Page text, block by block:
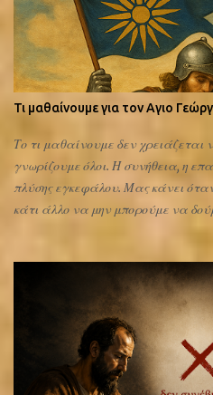
Τι μαθαίνουμε για τον Αγιο
Το τι μαθαίνουμε δεν χρειάζεται
γνωρίζουμε όλοι. Η συνήθεια, η
πλύσης εγκεφάλου. Μας κάνει
κάτι άλλο να μην μπορούμε να
που μας έχουν μάθει. Η
εκμετάλλευσης του ελληνισμού;
πεζός ή όχι; Το πρόσθεσαν ή δεν
Αναφερόταν πριν τον 12ο αιώνα
Πιθανότατα βρήκαν κάποια
πολλές που έχουν ανακαλύψει και
Δηλαδή αρχαιολογική